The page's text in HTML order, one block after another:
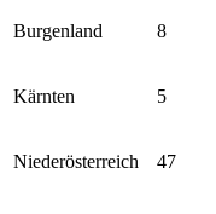
Burgenland 8
Kärnten 5
Niederösterreich 47